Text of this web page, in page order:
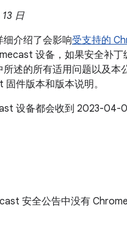
日
介绍了会影响受支持的
设备，如果安全补
所述的所有适用问题以及本
件版本和版本说明。
设备都会收到 2023-04-
安全公告中没有